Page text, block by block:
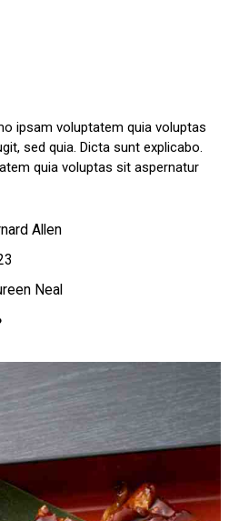
ipsam voluptatem quia voluptas
sed quia. Dicta sunt explicabo.
quia voluptas sit aspernatur
Allen
Neal